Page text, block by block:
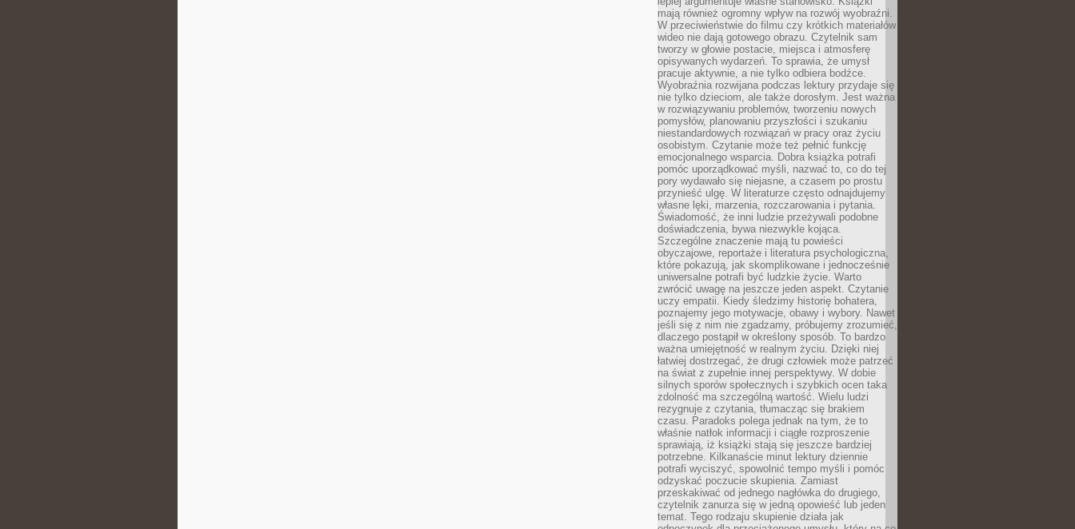
mają również ogromny wpływ na rozwój wyobraźni.
W przeciwieństwie do filmu czy krótkich materiałów
wideo nie dają gotowego obrazu. Czytelnik sam
tworzy w głowie postacie, miejsca i atmosferę
opisywanych wydarzeń. To sprawia, że umysł
pracuje aktywnie, a nie tylko odbiera bodźce.
Wyobraźnia rozwijana podczas lektury przydaje się
nie tylko dzieciom, ale także dorosłym. Jest ważna
w rozwiązywaniu problemów, tworzeniu nowych
pomysłów, planowaniu przyszłości i szukaniu
niestandardowych rozwiązań w pracy oraz życiu
osobistym. Czytanie może też pełnić funkcję
emocjonalnego wsparcia. Dobra książka potrafi
pomóc uporządkować myśli, nazwać to, co do tej
pory wydawało się niejasne, a czasem po prostu
przynieść ulgę. W literaturze często odnajdujemy
własne lęki, marzenia, rozczarowania i pytania.
Świadomość, że inni ludzie przeżywali podobne
doświadczenia, bywa niezwykle kojąca.
Szczególne znaczenie mają tu powieści
obyczajowe, reportaże i literatura psychologiczna,
które pokazują, jak skomplikowane i jednocześnie
uniwersalne potrafi być ludzkie życie. Warto
zwrócić uwagę na jeszcze jeden aspekt. Czytanie
uczy empatii. Kiedy śledzimy historię bohatera,
poznajemy jego motywacje, obawy i wybory. Nawet
jeśli się z nim nie zgadzamy, próbujemy zrozumieć,
dlaczego postąpił w określony sposób. To bardzo
ważna umiejętność w realnym życiu. Dzięki niej
łatwiej dostrzegać, że drugi człowiek może patrzeć
na świat z zupełnie innej perspektywy. W dobie
silnych sporów społecznych i szybkich ocen taka
zdolność ma szczególną wartość. Wielu ludzi
rezygnuje z czytania, tłumacząc się brakiem
czasu. Paradoks polega jednak na tym, że to
właśnie natłok informacji i ciągłe rozproszenie
sprawiają, iż książki stają się jeszcze bardziej
potrzebne. Kilkanaście minut lektury dziennie
potrafi wyciszyć, spowolnić tempo myśli i pomóc
odzyskać poczucie skupienia. Zamiast
przeskakiwać od jednego nagłówka do drugiego,
czytelnik zanurza się w jedną opowieść lub jeden
temat. Tego rodzaju skupienie działa jak